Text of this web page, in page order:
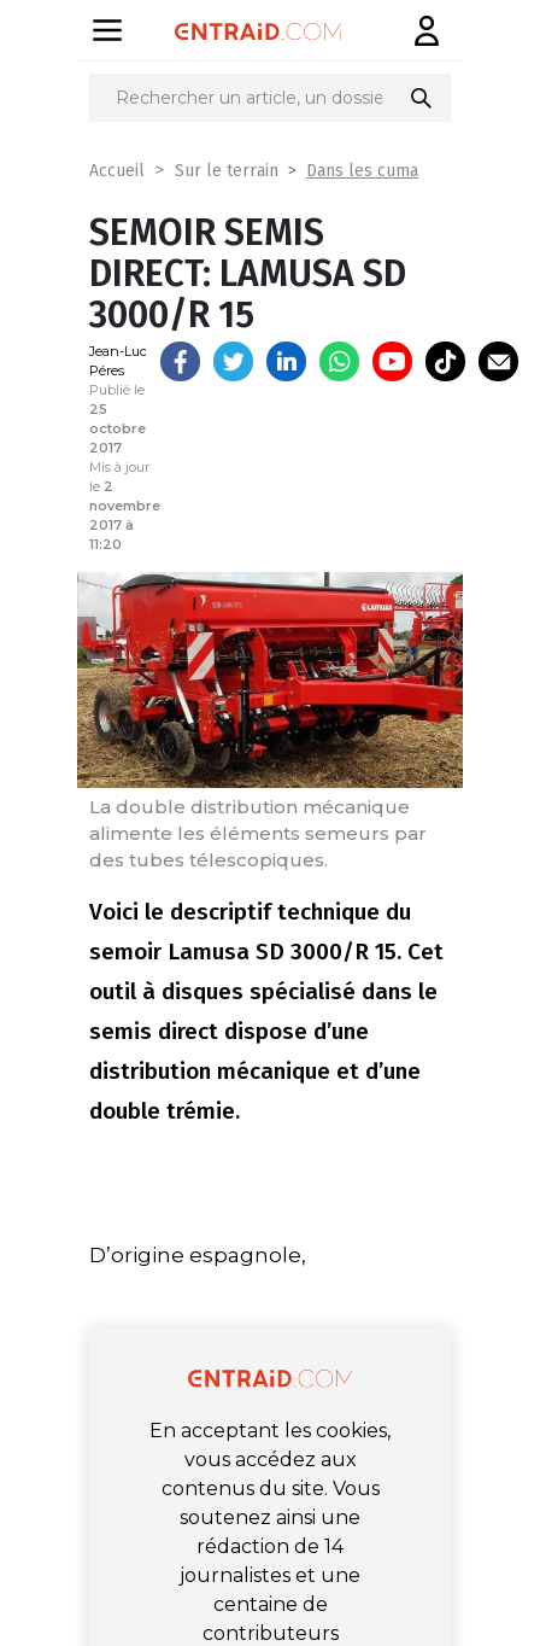
Partager
Accueil Sur le terrain Dans les cuma
SEMOIR SEMIS
DIRECT: LAMUSA SD
3000/R 15
Jean-Luc
Péres
Publié le
25
octobre
2017
Mis à jour
le 2
novembre
2017 à
11:20
La double distribution mécanique
alimente les éléments semeurs par
des tubes télescopiques.
Voici le descriptif technique du
semoir Lamusa SD 3000/R 15. Cet
outil à disques spécialisé dans le
semis direct dispose d’une
distribution mécanique et d’une
double trémie.
D’origine espagnole,
En acceptant les cookies,
vous accédez aux
contenus du site. Vous
soutenez ainsi une
rédaction de 14
journalistes et une
centaine de
contributeurs